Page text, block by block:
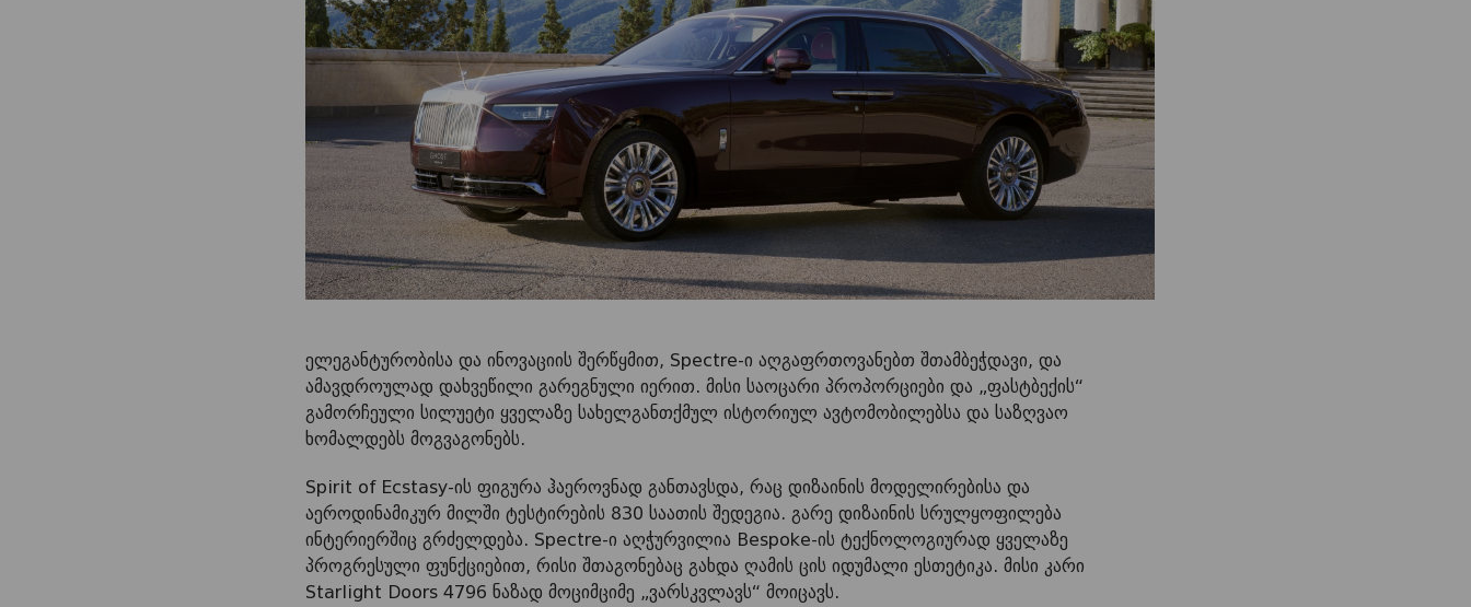
ელეგანტურობისა და ინოვაციის შერწყმით, Spectre-ი აღგაფრთოვანებთ შთამბეჭდავი, და
ამავდროულად დახვეწილი გარეგნული იერით. მისი საოცარი პროპორციები და „ფასტბექის“
გამორჩეული სილუეტი ყველაზე სახელგანთქმულ ისტორიულ ავტომობილებსა და საზღვაო
ხომალდებს მოგვაგონებს.
Spirit of Ecstasy-ის ფიგურა ჰაეროვნად განთავსდა, რაც დიზაინის მოდელირებისა და
აეროდინამიკურ მილში ტესტირების 830 საათის შედეგია. გარე დიზაინის სრულყოფილება
ინტერიერშიც გრძელდება. Spectre-ი აღჭურვილია Bespoke-ის ტექნოლოგიურად ყველაზე
პროგრესული ფუნქციებით, რისი შთაგონებაც გახდა ღამის ცის იდუმალი ესთეტიკა. მისი კარი
Starlight Doors 4796 ნაზად მოციმციმე „ვარსკვლავს“ მოიცავს.